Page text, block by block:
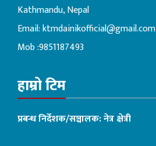
Kathmandu, Nepal
Email:ktmdainikofficial@gmail.com
Mob :9851187493
हाम्रो टिम
प्रबन्ध निर्देशक/सञ्चालक: नेत्र क्षेत्री